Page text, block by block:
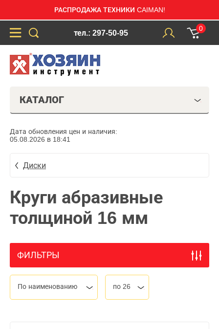
РАСПРОДАЖА ТЕХНИКИ CAIMAN!
тел.: 297-50-95
0
КАТАЛОГ
Дата обновления цен и наличия:
05.08.2026 в 18:41
Диски
Круги абразивные
толщиной 16 мм
ФИЛЬТРЫ
По наименованию по 26